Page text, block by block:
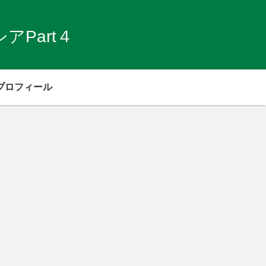
Part４
ロフィール